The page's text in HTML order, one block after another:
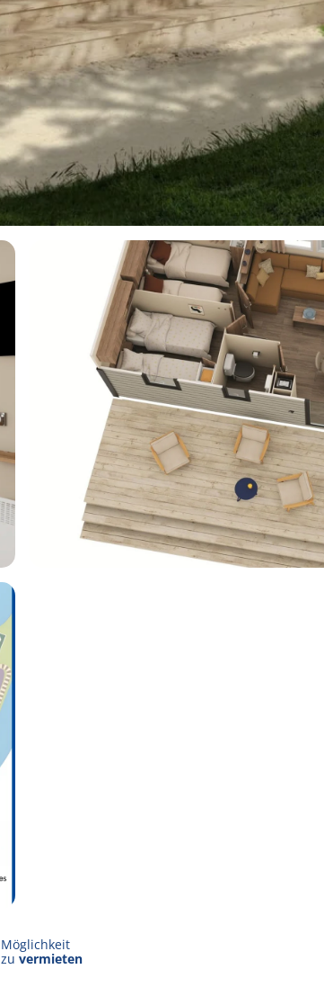
Möglichkeit
zu vermieten